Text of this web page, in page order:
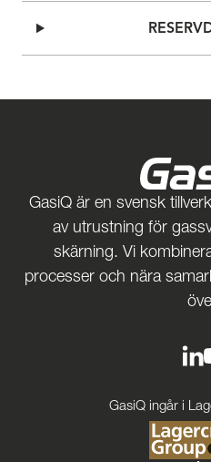
GasiQ är en svensk
av utrustning för
skärning. Vi
processer och nära
GasiQ ingår i